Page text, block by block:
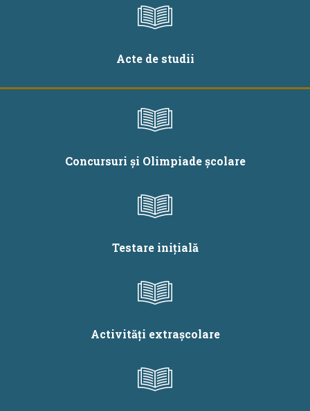
Acte de studii
Concursuri și Olimpiade școlare
Testare inițială
Activități extrașcolare